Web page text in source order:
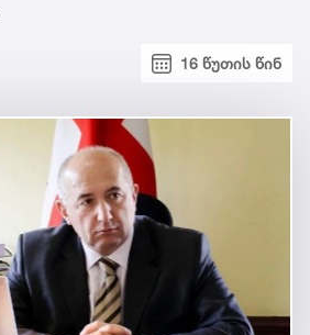
16 წუთის წინ